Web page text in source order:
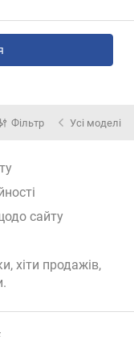
Фільтр Усі моделі
сайту
хіти продажів,
.